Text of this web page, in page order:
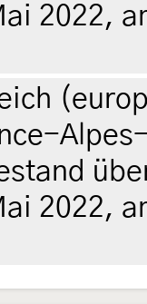
2022,
2022,